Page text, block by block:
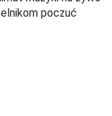
poczuć